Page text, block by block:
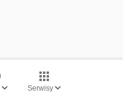
Serwisy